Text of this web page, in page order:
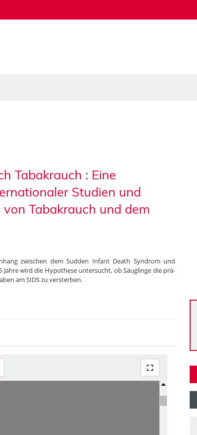
Tabakrauch : Eine
Studien und
Tabakrauch und dem
zwischen dem Sudden Infant Death Syndrom und
wird die Hypothese untersucht, ob Säuglinge die prä-
am SIDS zu versterben.